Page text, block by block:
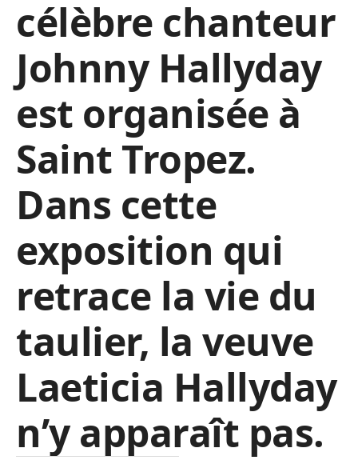
célèbre chanteur
Johnny Hallyday
est organisée à
Saint Tropez.
Dans cette
exposition qui
retrace la vie du
taulier, la veuve
Laeticia Hallyday
n’y apparaît pas.